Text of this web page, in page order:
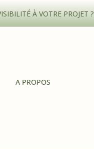
À VOTRE PROJET ?
A PROPOS